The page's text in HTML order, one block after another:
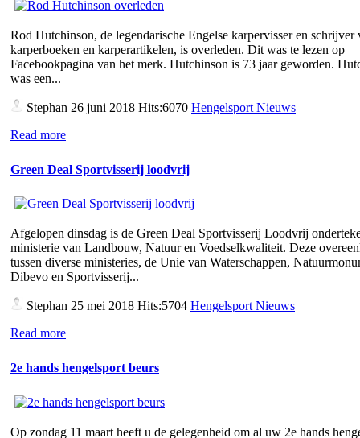
Rod Hutchinson, de legendarische Engelse karpervisser en schrijver
karperboeken en karperartikelen, is overleden. Dit was te lezen op
Facebookpagina van het merk. Hutchinson is 73 jaar geworden.
was een...
Stephan 26 juni 2018 Hits:6070 Hengelsport Nieuws
Read more
Green Deal Sportvisserij loodvrij
Afgelopen dinsdag is de Green Deal Sportvisserij Loodvrij
ministerie van Landbouw, Natuur en Voedselkwaliteit. Deze
tussen diverse ministeries, de Unie van Waterschappen,
Dibevo en Sportvisserij...
Stephan 25 mei 2018 Hits:5704 Hengelsport Nieuws
Read more
2e hands hengelsport beurs
Op zondag 11 maart heeft u de gelegenheid om al uw 2e hands